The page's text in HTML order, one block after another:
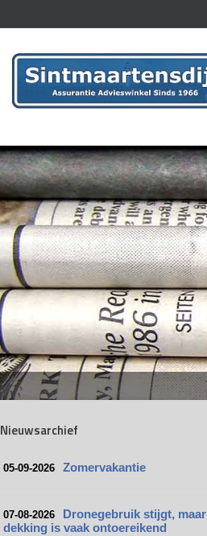
Nieuwsarchief
05-09-2026 Zomervakantie
07-08-2026
Dronegebruik stijgt, maar
dekking is vaak ontoereikend